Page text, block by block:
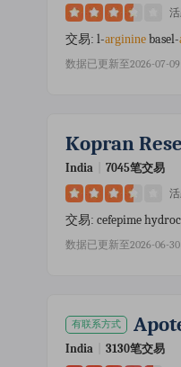
交易: l-arginine basel-
数据已更新至2026-07-09
Kopran
India 7045笔交易
交易: cefepime
数据已更新至2026-06-30
有联系方式
India 3130笔交易